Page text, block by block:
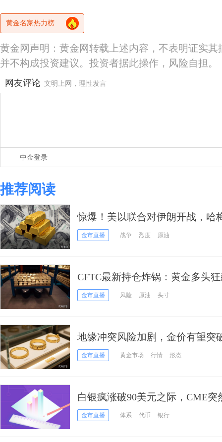
黄金名家热力榜
黄金网声明：黄金网转载上述内容，不表明证实
并不构成投资建议。投资者据此操作，风险自担。
网友评论 文明上网，理性发言
中金登录
推荐阅读
惊爆！美以联合对伊朗开战，哈
启无红线报复
金市直播 战争 烈度 原油
CFTC最新持仓炸锅：黄金多头
1.3万手，天然气却惨遭腰斩！
金市直播 风险 原油 头寸
地缘冲突风险加剧，金价有望突
金市直播 黄金市场 行情 形态
白银疯涨破90美元之际，CME突
头”希夫炮轰：技术故障还是流
金市直播 体系 代币 银行